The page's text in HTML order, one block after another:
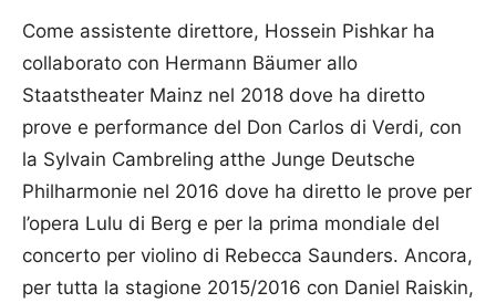
Come assistente direttore, Hossein Pishkar ha
collaborato con Hermann Bäumer allo
Staatstheater Mainz nel 2018 dove ha diretto
prove e performance del Don Carlos di Verdi, con
la Sylvain Cambreling atthe Junge Deutsche
Philharmonie nel 2016 dove ha diretto le prove per
l’opera Lulu di Berg e per la prima mondiale del
concerto per violino di Rebecca Saunders. Ancora,
per tutta la stagione 2015/2016 con Daniel Raiskin,